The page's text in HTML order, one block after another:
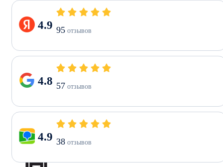
4.9 95 отзывов
4.8 57 отзывов
4.9 38 отзывов